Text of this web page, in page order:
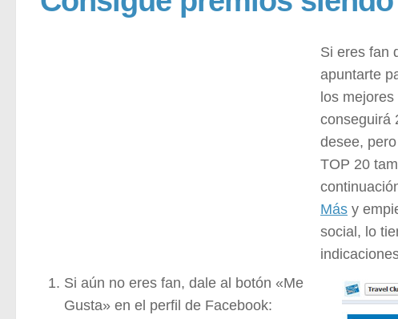
Si eres fan
apuntarte
los
conseguirá
desee,
TOP 20
Más y
social, lo
Si aún no eres fan, dale al botón «Me
Gusta» en el perfil de Facebook: